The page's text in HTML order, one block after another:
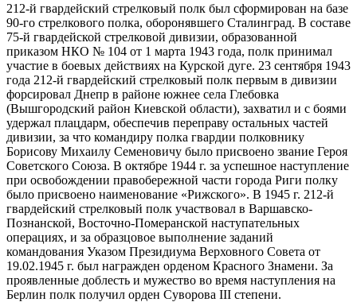
212-й гвардейский стрелковый полк был сформирован на базе
90-го стрелкового полка, оборонявшего Сталинград. В составе
75-й гвардейской стрелковой дивизии, образованной
приказом НКО № 104 от 1 марта 1943 года, полк принимал
участие в боевых действиях на Курской дуге. 23 сентября 1943
года 212-й гвардейский стрелковый полк первым в дивизии
форсировал Днепр в районе южнее села Глебовка
(Вышгородский район Киевской области), захватил и с боями
удержал плацдарм, обеспечив переправу остальных частей
дивизии, за что командиру полка гвардии полковнику
Борисову Михаилу Семеновичу было присвоено звание Героя
Советского Союза. В октябре 1944 г. за успешное наступление
при освобождении правобережной части города Риги полку
было присвоено наименование «Рижского». В 1945 г. 212-й
гвардейский стрелковый полк участвовал в Варшавско-
Познанской, Восточно-Померанской наступательных
операциях, и за образцовое выполнение заданий
командования Указом Президиума Верховного Совета от
19.02.1945 г. был награжден орденом Красного Знамени. За
проявленные доблесть и мужество во время наступления на
Берлин полк получил орден Суворова III степени.